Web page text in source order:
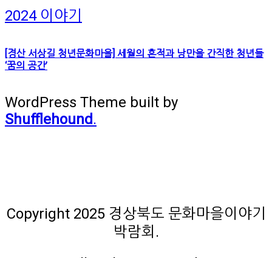
2024 이야기
[경산 서상길 청년문화마을] 세월의 흔적과 낭만을 간직한 청년들
‘꿈의 공간’
WordPress Theme built by
Shufflehound .
Copyright 2025 경상북도 문화마을이야기
박람회.